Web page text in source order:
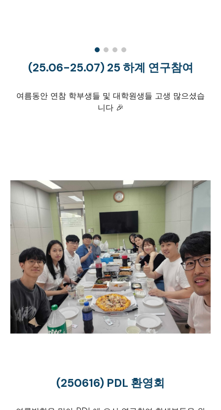
(25.06-25.07) 25 하계 연구참여
여름동안 연참 학부생들 및 대학원생들 고생 많으셨습
니다 🎉
(250616) PDL 환영회